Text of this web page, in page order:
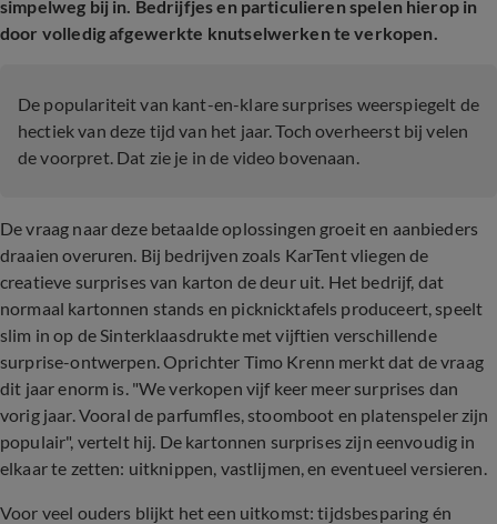
simpelweg bij in. Bedrijfjes en particulieren spelen hierop in
door volledig afgewerkte knutselwerken te verkopen.
De populariteit van kant-en-klare surprises weerspiegelt de
hectiek van deze tijd van het jaar. Toch overheerst bij velen
de voorpret. Dat zie je in de video bovenaan.
De vraag naar deze betaalde oplossingen groeit en aanbieders
draaien overuren. Bij bedrijven zoals KarTent vliegen de
creatieve surprises van karton de deur uit. Het bedrijf, dat
normaal kartonnen stands en picknicktafels produceert, speelt
slim in op de Sinterklaasdrukte met vijftien verschillende
surprise-ontwerpen. Oprichter Timo Krenn merkt dat de vraag
dit jaar enorm is. "We verkopen vijf keer meer surprises dan
vorig jaar. Vooral de parfumfles, stoomboot en platenspeler zijn
populair", vertelt hij. De kartonnen surprises zijn eenvoudig in
elkaar te zetten: uitknippen, vastlijmen, en eventueel versieren.
Voor veel ouders blijkt het een uitkomst: tijdsbesparing én